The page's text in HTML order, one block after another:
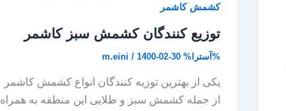
کشمش کاشمر
توزیع کنندگان کشمش سبز کاشمر
%آسترا% m.eini/1400-02-30
یکی از بهترین توزیه کنندگان انواع کشمش کاشمر
از جمله کشمش سبز و طلایی این منطقه به همراه